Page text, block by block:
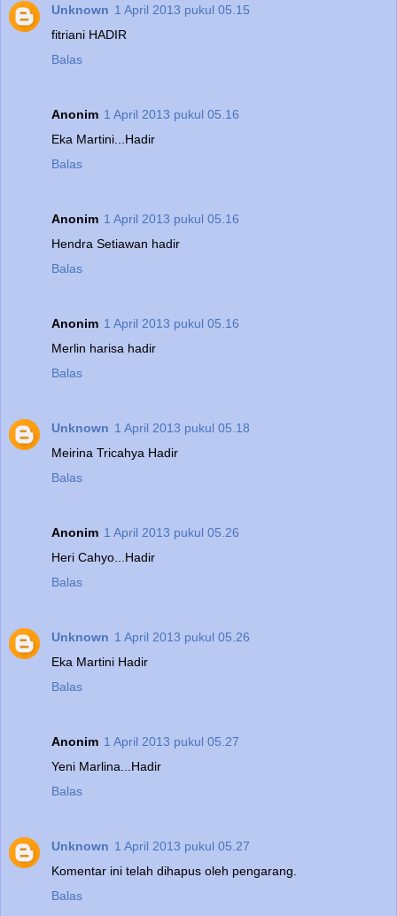
Unknown 1 April 2013 pukul 05.15
fitriani HADIR
Balas
Anonim 1 April 2013 pukul 05.16
Eka Martini...Hadir
Balas
Anonim 1 April 2013 pukul 05.16
Hendra Setiawan hadir
Balas
Anonim 1 April 2013 pukul 05.16
Merlin harisa hadir
Balas
Unknown 1 April 2013 pukul 05.18
Meirina Tricahya Hadir
Balas
Anonim 1 April 2013 pukul 05.26
Heri Cahyo...Hadir
Balas
Unknown 1 April 2013 pukul 05.26
Eka Martini Hadir
Balas
Anonim 1 April 2013 pukul 05.27
Yeni Marlina...Hadir
Balas
Unknown 1 April 2013 pukul 05.27
Komentar ini telah dihapus oleh pengarang.
Balas